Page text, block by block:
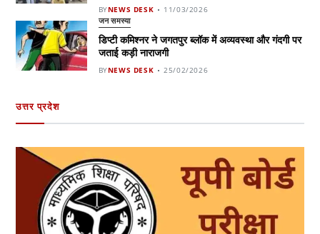
BYNEWS DESK 11/03/2026
जन समस्या
डिप्टी कमिश्नर ने जगतपुर ब्लॉक में अव्यवस्था और गंदगी पर
जताई कड़ी नाराजगी
BYNEWS DESK 25/02/2026
उत्तर प्रदेश